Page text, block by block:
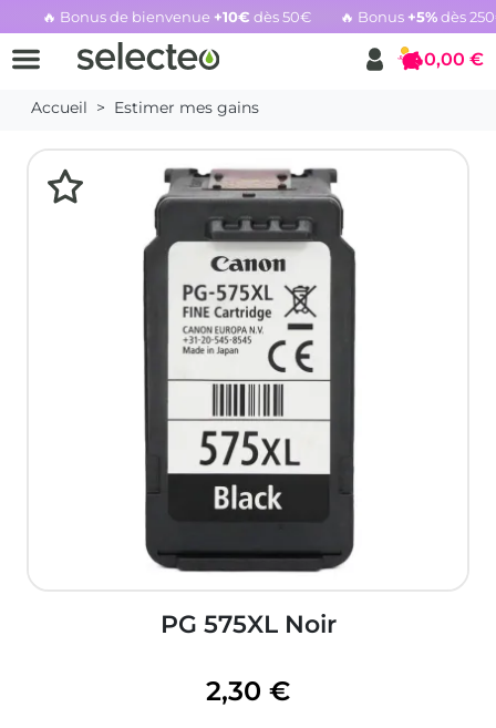
🔥 Bonus de bienvenue +10€ dès 50€ 🔥 Bonus +5%dès
Rachat cartouche vide, voir l'offre promotionnelle
Panier
0,00 €
Accueil Estimer mes gains
PG 575XL Noir
2,30 €